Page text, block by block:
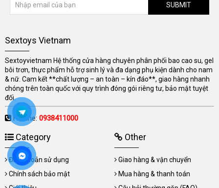
SUBMIT
Sextoys Vietnam
Sextoyvietnam Hệ thống cửa hàng chuyên phân phối bao cao su, gel
bôi trơn, thực phẩm hỗ trợ sinh lý và đa dạng phụ kiện dành cho nam
& nữ. Cam kết **chất lượng – an toàn – kín đáo**, giao hàng nhanh
chóng trên toàn quốc với quy trình đóng gói riêng tư, bảo mật tuyệt
đối.
Hotline: 0938411000
Category
Điều khoản sử dụng
Chính sách bảo mật
Other
Giao hàng & vận chuyển
Mua hàng & thanh toán